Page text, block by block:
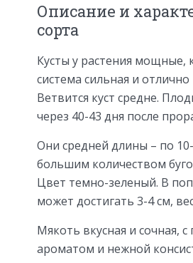
Описание и
сорта
Кусты у растения мощные,
система сильная и отлично
Ветвится куст средне.
через 40-43 дня после
Они средней длины – по
большим количеством
Цвет темно-зеленый. В
может достигать 3-4 см,
Мякоть вкусная и сочная,
ароматом и нежной